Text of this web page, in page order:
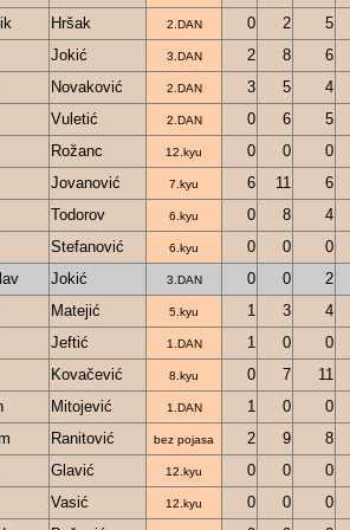
Hršak 2.DAN 0 2 5
Jokić 3.DAN 2 8 6
Novaković 2.DAN 3 5 4
Vuletić 2.DAN 0 6 5
Rožanc 12.kyu 0 0 0
Jovanović 7.kyu 6 11 6
Todorov 6.kyu 0 8 4
Stefanović 6.kyu 0 0 0
Jokić 3.DAN 0 0 2
Matejić 5.kyu 1 3 4
Jeftić 1.DAN 1 0 0
Kovačević 8.kyu 0 7 11
Mitojević 1.DAN 1 0 0
Ranitović bez pojasa 2 9 8
Glavić 12.kyu 0 0 0
Vasić 12.kyu 0 0 0